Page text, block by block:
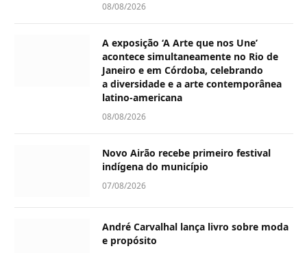
08/08/2026
A exposição ‘A Arte que nos Une’
acontece simultaneamente no Rio de
Janeiro e em Córdoba, celebrando
a diversidade e a arte contemporânea
latino-americana
08/08/2026
Novo Airão recebe primeiro festival
indígena do município
07/08/2026
André Carvalhal lança livro sobre moda
e propósito